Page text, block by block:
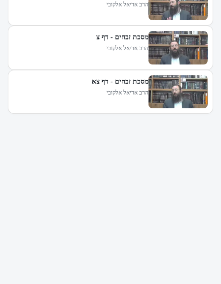
הרב אריאל אלקובי
מסכת זבחים - דף צ
הרב אריאל אלקובי
מסכת זבחים - דף צא
הרב אריאל אלקובי